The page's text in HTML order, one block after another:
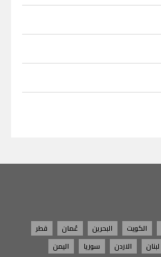
الكويت البحرين عُمان
قطر
لبنان الاردن سوريا اليمن